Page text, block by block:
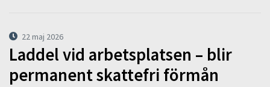
22 maj 2026
Laddel vid arbetsplatsen – blir
permanent skattefri förmån